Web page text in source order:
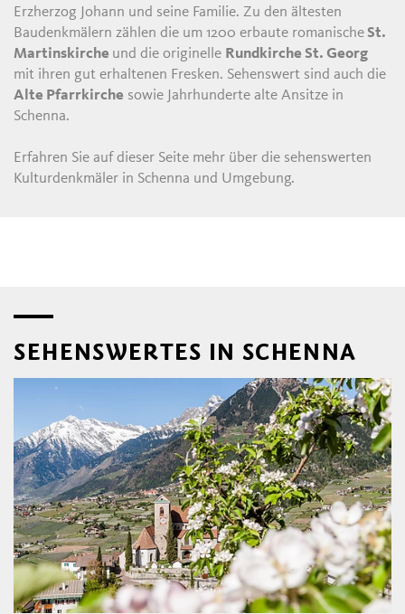
Erzherzog Johann und seine Familie. Zu den ältesten
Baudenkmälern zählen die um 1200 erbaute romanischeSt.
Martinskirche und die originelle Rundkirche St. Georg
mit ihren gut erhaltenen Fresken. Sehenswert sind auch die
Alte Pfarrkirche sowie Jahrhunderte alte Ansitze in
Schenna.
Erfahren Sie auf dieser Seite mehr über die sehenswerten
Kulturdenkmäler in Schenna und Umgebung.
SEHENSWERTES IN SCHENNA